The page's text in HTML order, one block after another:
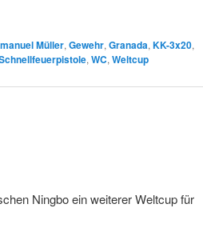
Müller, Gewehr, Granada, KK-3x20,
, WC, Weltcup
Ningbo ein weiterer Weltcup für